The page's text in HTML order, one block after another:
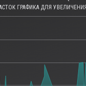
ГРАФИКА ДЛЯ УВЕЛИЧЕНИЯ